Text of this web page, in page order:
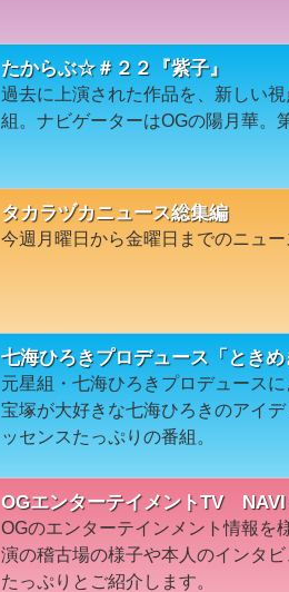
たからぶ☆＃２２『紫子』
過去に上演された作品を、新しい
組。ナビゲーターはOGの陽月華。
タカラヅカニュース総集編
今週月曜日から金曜日までのニュー
七海ひろきプロデュース「とき
元星組・七海ひろきプロデュース
宝塚が大好きな七海ひろきのアイ
ッセンスたっぷりの番組。
OGエンターテイメントTV NAVI
OGのエンターテインメント情報を
演の稽古場の様子や本人のインタ
たっぷりとご紹介します。